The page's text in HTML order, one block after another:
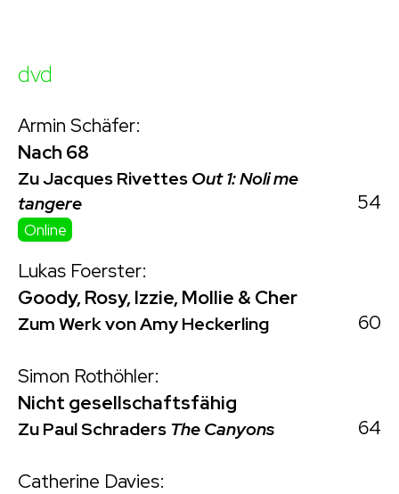
dvd
Armin Schäfer:
Nach 68
Zu Jacques RivettesOut 1: Noli me
tangere
Online
54
Lukas Foerster:
Goody, Rosy, Izzie, Mollie & Cher
Zum Werk von Amy Heckerling 60
Simon Rothöhler:
Nicht gesellschaftsfähig
Zu Paul SchradersThe Canyons 64
Catherine Davies: